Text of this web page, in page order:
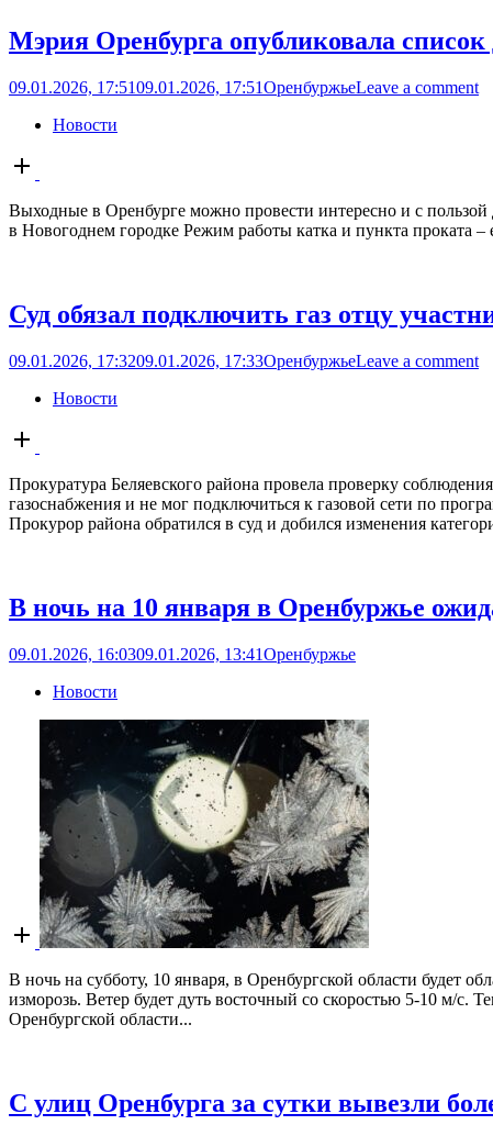
Мэрия Оренбурга опубликовала
09.01.2026, 17:5109.01.2026, 17:51ОренбуржьеLeave a comment
Новости
Open
post
Выходные в Оренбурге можно провести интересно и с
в Новогоднем городке Режим работы катка и пункта проката
Суд обязал подключить газ отцу
09.01.2026, 17:3209.01.2026, 17:33ОренбуржьеLeave a comment
Новости
Open
post
Прокуратура Беляевского района провела проверку
газоснабжения и не мог подключиться к газовой сети по
Прокурор района обратился в суд и добился изменения
В ночь на 10 января в Оренбуржье
09.01.2026, 16:0309.01.2026, 13:41Оренбуржье
Новости
В ночь на субботу, 10 января, в Оренбургской области будет
изморозь. Ветер будет дуть восточный со скоростью 5-10 м/
Оренбургской области...
С улиц Оренбурга за сутки вывезли